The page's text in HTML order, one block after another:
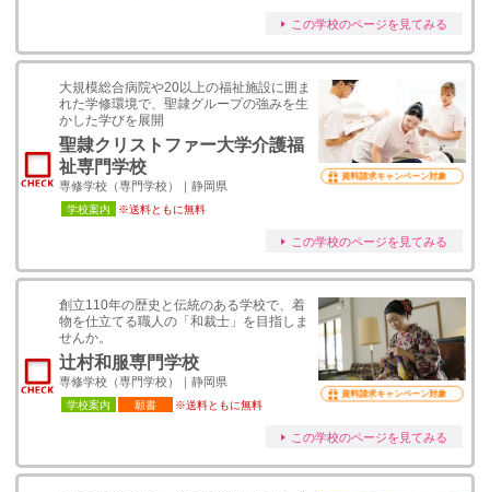
この学校のページを見てみる
大規模総合病院や20以上の福祉施設に囲ま
れた学修環境で、聖隷グループの強みを生
かした学びを展開
聖隷クリストファー大学介護福
祉専門学校
専修学校（専門学校）｜静岡県
学校案内 ※送料ともに無料
資料請求キャンペーン対象
この学校のページを見てみる
創立110年の歴史と伝統のある学校で、着
物を仕立てる職人の「和裁士」を目指しま
せんか。
辻村和服専門学校
専修学校（専門学校）｜静岡県
学校案内 願書 ※送料ともに無料
資料請求キャンペーン対象
この学校のページを見てみる